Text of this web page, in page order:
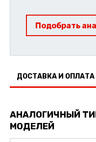
Подобрать
ДОСТАВКА И ОПЛАТА
АНАЛОГИЧНЫЙ
МОДЕЛЕЙ